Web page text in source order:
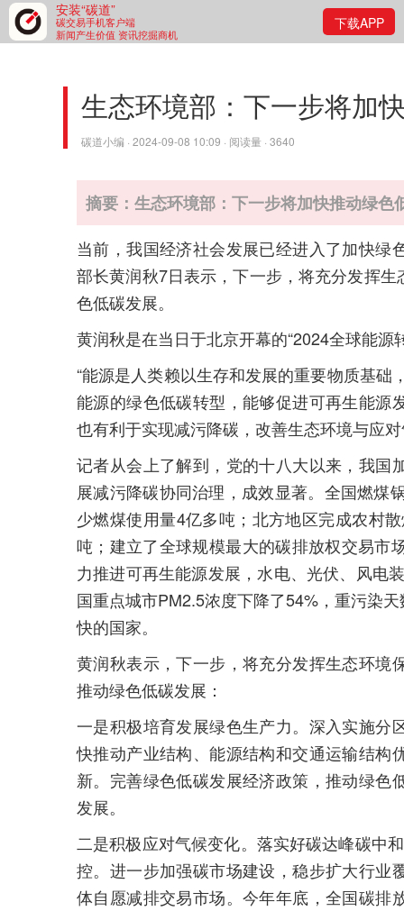
安装“碳道”
碳交易手机客户端
新闻产生价值 资讯挖掘商机
下载APP
生态环境部：下一步将加
碳道小编 · 2024-09-08 10:09 · 阅读量 · 3640
摘要：生态环境部：下一步将加快推动绿色
当前，我国经济社会发展已经进入了加快绿
部长黄润秋7日表示，下一步，将充分发挥
色低碳发展。
黄润秋是在当日于北京开幕的“2024全球能源
“能源是人类赖以生存和发展的重要物质基
能源的绿色低碳转型，能够促进可再生能源
也有利于实现减污降碳，改善生态环境与应
记者从会上了解到，党的十八大以来，我国
展减污降碳协同治理，成效显著。全国燃煤
少燃煤使用量4亿多吨；北方地区完成农村
吨；建立了全球规模最大的碳排放权交易市
力推进可再生能源发展，水电、光伏、风电
国重点城市PM2.5浓度下降了54%，重污染
快的国家。
黄润秋表示，下一步，将充分发挥生态环境
推动绿色低碳发展：
一是积极培育发展绿色生产力。深入实施分
快推动产业结构、能源结构和交通运输结构
新。完善绿色低碳发展经济政策，推动绿色
发展。
二是积极应对气候变化。落实好碳达峰碳中
控。进一步加强碳市场建设，稳步扩大行业
体自愿减排交易市场。今年年底，全国碳排